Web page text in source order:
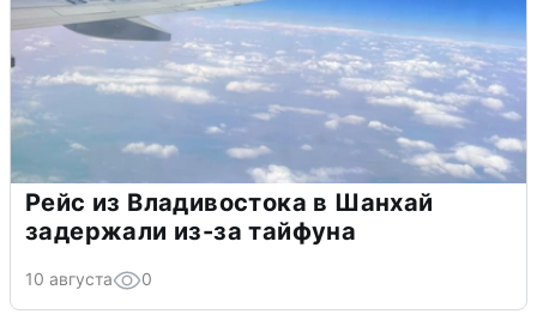
Рейс из Владивостока в Шанхай
задержали из-за тайфуна
10 августа 0